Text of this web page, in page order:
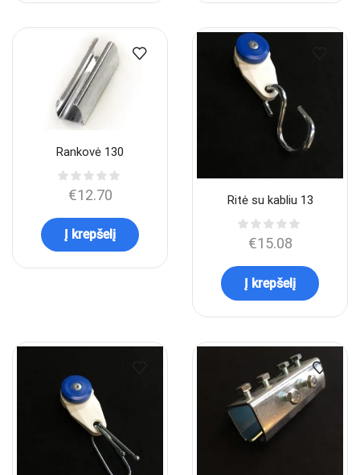
Rankovė 130
€12.70
Į krepšelį
Ritė su kabliu 13
€15.08
Į krepšelį